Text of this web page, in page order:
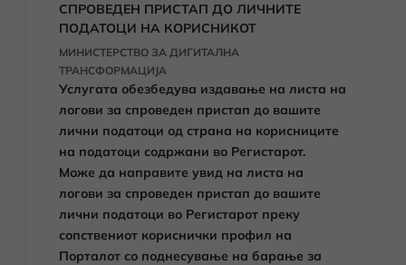
СПРОВЕДЕН ПРИСТАП ДО ЛИЧНИТЕ
ПОДАТОЦИ НА КОРИСНИКОТ
МИНИСТЕРСТВО ЗА ДИГИТАЛНА
ТРАНСФОРМАЦИЈА
Услугата обезбедува издавање на листа на
логови за спроведен пристап до вашите
лични податоци од страна на корисниците
на податоци содржани во Регистарот.
Може да направите увид на листа на
логови за спроведен пристап до вашите
лични податоци во Регистарот преку
сопствениот кориснички профил на
Порталот со поднесување на барање за